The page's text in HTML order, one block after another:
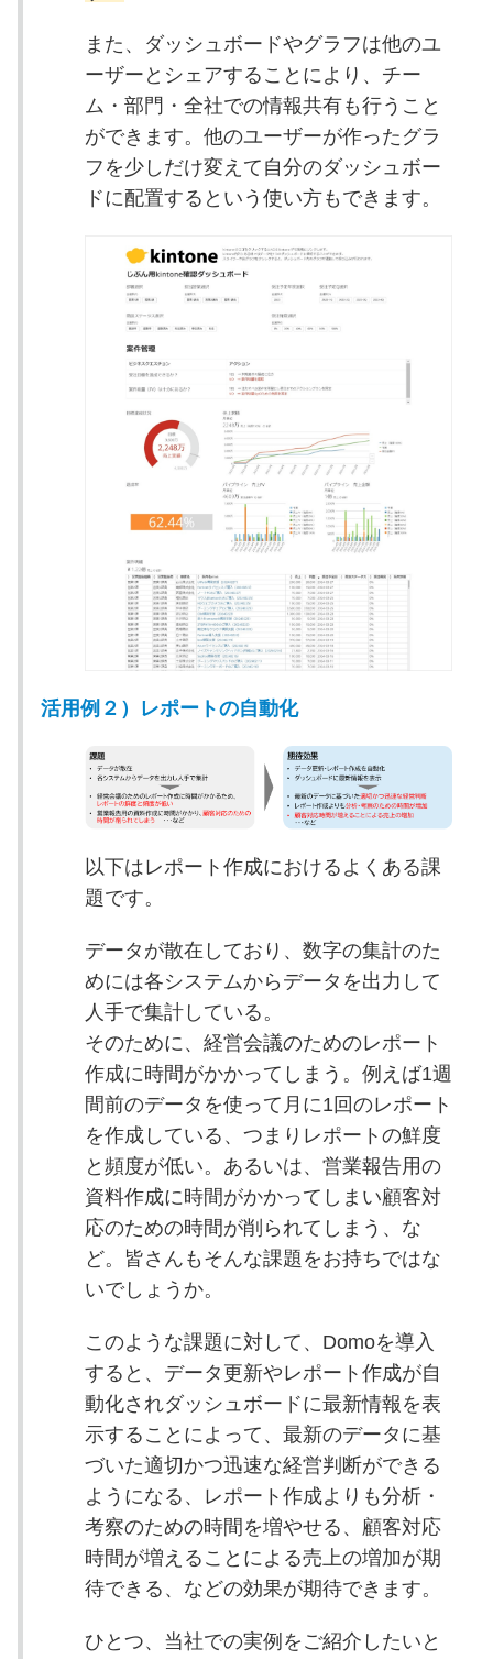
また、ダッシュボードやグラフは他のユ
ーザーとシェアすることにより、チー
ム・部門・全社での情報共有も行うこと
ができます。他のユーザーが作ったグラ
フを少しだけ変えて自分のダッシュボー
ドに配置するという使い方もできます。
活用例２）レポートの自動化
以下はレポート作成におけるよくある課
題です。
データが散在しており、数字の集計のた
めには各システムからデータを出力して
人手で集計している。
そのために、経営会議のためのレポート
作成に時間がかかってしまう。例えば1週
間前のデータを使って月に1回のレポート
を作成している、つまりレポートの鮮度
と頻度が低い。あるいは、営業報告用の
資料作成に時間がかかってしまい顧客対
応のための時間が削られてしまう、な
ど。皆さんもそんな課題をお持ちではな
いでしょうか。
このような課題に対して、Domoを導入
すると、データ更新やレポート作成が自
動化されダッシュボードに最新情報を表
示することによって、最新のデータに基
づいた適切かつ迅速な経営判断ができる
ようになる、レポート作成よりも分析・
考察のための時間を増やせる、顧客対応
時間が増えることによる売上の増加が期
待できる、などの効果が期待できます。
ひとつ、当社での実例をご紹介したいと